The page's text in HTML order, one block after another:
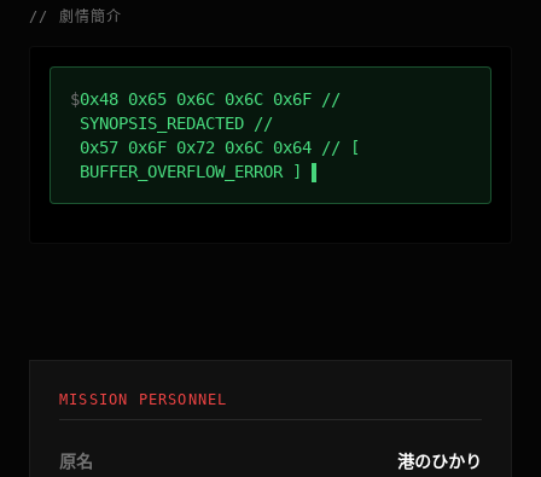
// 劇情簡介
$0x48 0x65 0x6C 0x6C 0x6F //
SYNOPSIS_REDACTED //
0x57 0x6F 0x72 0x6C 0x64 // [
BUFFER_OVERFLOW_ERROR ]
MISSION PERSONNEL
原名 港のひかり